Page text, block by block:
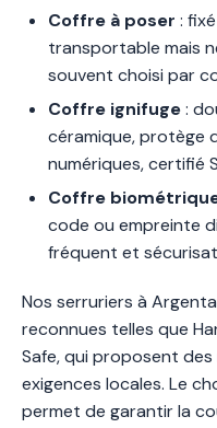
Coffre à poser :
transportable mais
souvent choisi par
Coffre ignifuge:
céramique, protège
numériques, certifié
Coffre
code ou empreinte
fréquent et
Nos serruriers à
reconnues telles que
Safe, qui proposent
exigences locales. Le
permet de garantir la